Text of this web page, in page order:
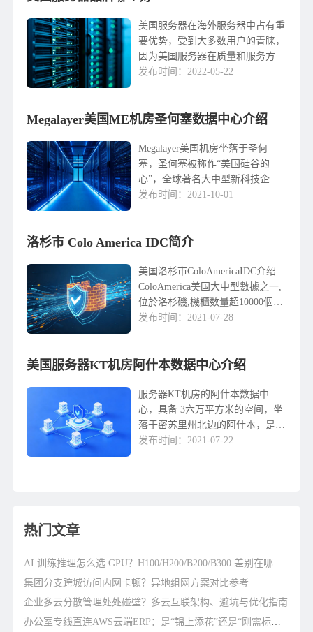
施会增加成本或降低性能采取一系
列安全措施会增加成本，但不会
影...
美国服务器在海外服务器中占有重
要优势，受到大多数用户的青睐，
因为美国服务器在质量和服务方面
突出了许多亮点，这不仅对企业扩
数据中心也有很多，微...
发布时间：2022-05-22
Megalayer美国ME机房圣何塞数据中心介绍
Megalayer美国机房坐落于圣何
塞，圣何塞被称作“美国硅谷的
心”，全球著名大中型新科技企业
均汇集在此。圣何塞坐落于美国西
国网络延迟时间最...
发布时间：2021-10-01
洛杉市 Colo America IDC简介
美国洛杉市ColoAmericaIDC介绍
ColoAmerica美国大中型數據之一,
位於洛杉磯,機櫃数量超10000個機
房等級:T3電力系統:N 1/2NUPS,後
发布时间：2021-07-28
美国服务器KT机房阿什本数据中心介绍
服务器KT机房的阿什本数据中
心，具备 3六万平方米的空间，坐
落于密苏里州北边的阿什本，是美
国服务器KT机房在国外较大 的数
发布时间：2021-07-22
热门文章
AI 训练推理怎么选 GPU？H100/H200/B200/B300 差别在哪
集团分支跨城访问内网卡顿？异地组网方案对比参考
企业多云分散管理处处碰壁？多云互联架构、避坑与优化指南
办公室专线直连AWS云端ERP：是“锦上添花”还是“刚需标配”？